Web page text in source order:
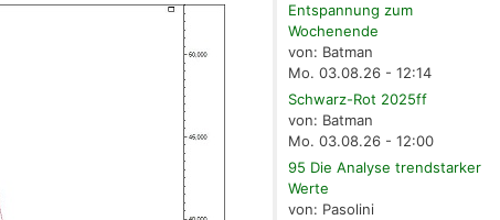
Entspannung zum
Wochenende
von: Batman
Mo. 03.08.26 - 12:14
Schwarz-Rot 2025ff
von: Batman
Mo. 03.08.26 - 12:00
95 Die Analyse trendstarker
Werte
von: Pasolini